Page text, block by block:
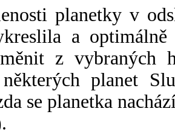
planetky v
a
z vybraných
planet
se planetka